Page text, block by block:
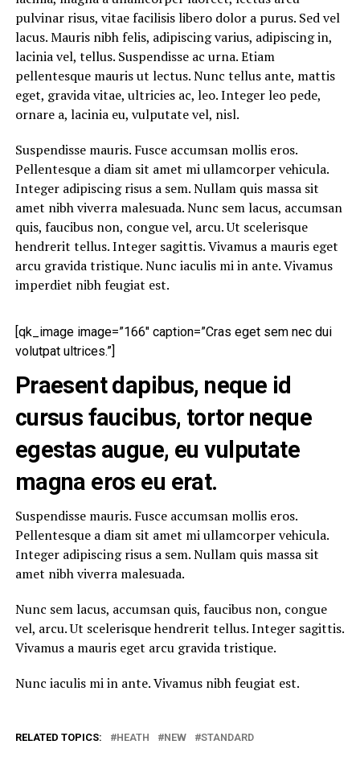
pulvinar risus, vitae facilisis libero dolor a purus. Sed vel
lacus. Mauris nibh felis, adipiscing varius, adipiscing in,
lacinia vel, tellus. Suspendisse ac urna. Etiam
pellentesque mauris ut lectus. Nunc tellus ante, mattis
eget, gravida vitae, ultricies ac, leo. Integer leo pede,
ornare a, lacinia eu, vulputate vel, nisl.
Suspendisse mauris. Fusce accumsan mollis eros.
Pellentesque a diam sit amet mi ullamcorper vehicula.
Integer adipiscing risus a sem. Nullam quis massa sit
amet nibh viverra malesuada. Nunc sem lacus, accumsan
quis, faucibus non, congue vel, arcu. Ut scelerisque
hendrerit tellus. Integer sagittis. Vivamus a mauris eget
arcu gravida tristique. Nunc iaculis mi in ante. Vivamus
imperdiet nibh feugiat est.
[qk_image image=”166″ caption=”Cras eget sem nec dui
volutpat ultrices.”]
Praesent dapibus, neque id
cursus faucibus, tortor neque
egestas augue, eu vulputate
magna eros eu erat.
Suspendisse mauris. Fusce accumsan mollis eros.
Pellentesque a diam sit amet mi ullamcorper vehicula.
Integer adipiscing risus a sem. Nullam quis massa sit
amet nibh viverra malesuada.
Nunc sem lacus, accumsan quis, faucibus non, congue
vel, arcu. Ut scelerisque hendrerit tellus. Integer sagittis.
Vivamus a mauris eget arcu gravida tristique.
Nunc iaculis mi in ante. Vivamus nibh feugiat est.
RELATED TOPICS: HEATH NEW STANDARD